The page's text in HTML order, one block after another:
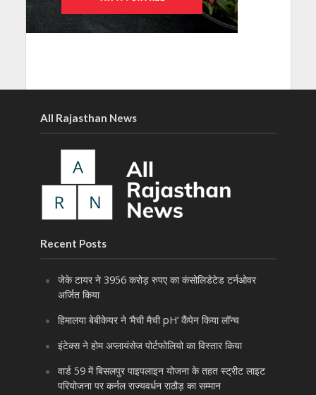
All Rajasthan News
Recent Posts
जेके टायर ने 3956 करोड़ रुपए का कंसोलिडेटेड टर्नओवर
अर्जित किया
हिमालया बेबीकेयर ने ‘मैची मैची pH’ कैंपेन किया लॉन्च
इंटेक्स ने होम अप्लायंसेज पोर्टफोलियो का विस्तार किया
वार्ड 59 में बिसलपुर पाइपलाइन योजना के तहत स्ट्रीट लाइट
परियोजना पर कर्नल राज्यवर्धन राठौड़ का सम्मान